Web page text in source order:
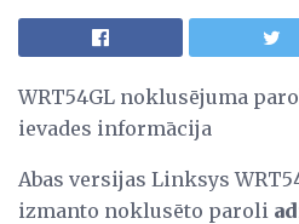
WRT54GL noklusējuma
ievades informācija
Abas versijas Linksys
izmanto noklusēto paroli